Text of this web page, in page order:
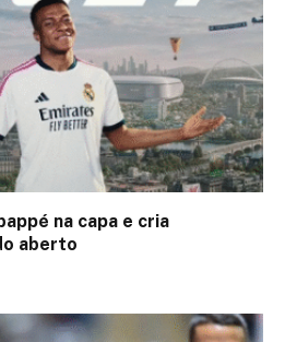
na capa e cria
aberto